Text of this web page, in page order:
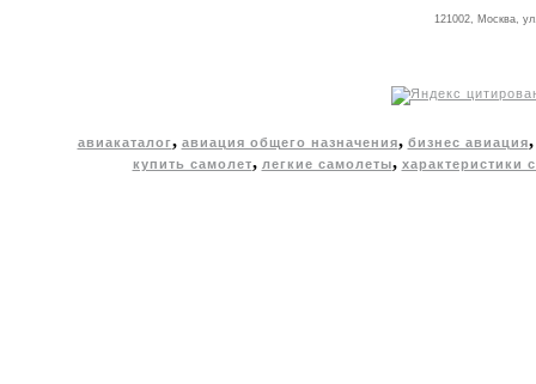
121002, Москва,
авиакаталог, авиация общего назначения, бизнес авиация
купить самолет, легкие самолеты, характеристики